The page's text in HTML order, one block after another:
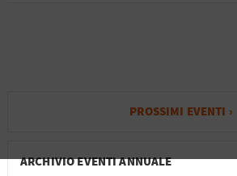
PROSSIMI EVENTI ›
ARCHIVIO EVENTI ANNUALE